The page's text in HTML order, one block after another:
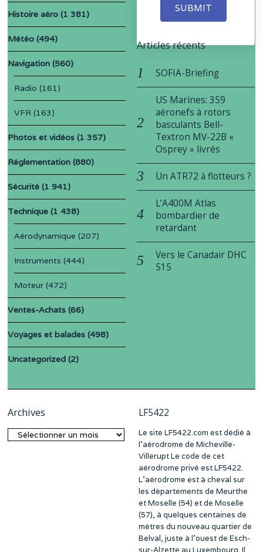
SUBMIT
Histoire aéro (1 381)
Météo (494)
Navigation (560)
Radio (161)
VFR (163)
Photos et vidéos (1 357)
Réglementation (880)
Sécurité (1 941)
Technique (1 438)
Aérodynamique (207)
Instruments (444)
Moteur (472)
Ventes-Achats (66)
Voyages et balades (498)
Uncategorized (2)
Articles récents
SOFIA-Briefing
US Marines: 359
aéronefs à rotors
basculants Bell-
Textron MV-22B «
Osprey » livrés
Un ATR72 à flotteurs ?
L’A400M Atlas
bombardier de
retardant
Vers le Canadair DHC
515
Archives
Archives
LF5422
Le site LF5422.com est dédié à
l’aérodrome de Micheville-
Villerupt Le code de cet
aérodrome privé est LF5422.
L’aérodrome est à cheval sur
les départements de Meurthe
et Moselle (54) et de Moselle
(57), à quelques centaines de
mètres du nouveau quartier de
Belval, juste à l’ouest de Esch-
sur-Alzette au Luxembourg. Il